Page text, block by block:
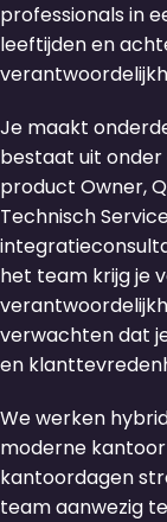
professionals in
leeftijden en
Je maakt
bestaat uit
product Owner,
Technisch
het team krijg je
verwachten dat
en
We werken
moderne
kantoordagen
team aanwezig